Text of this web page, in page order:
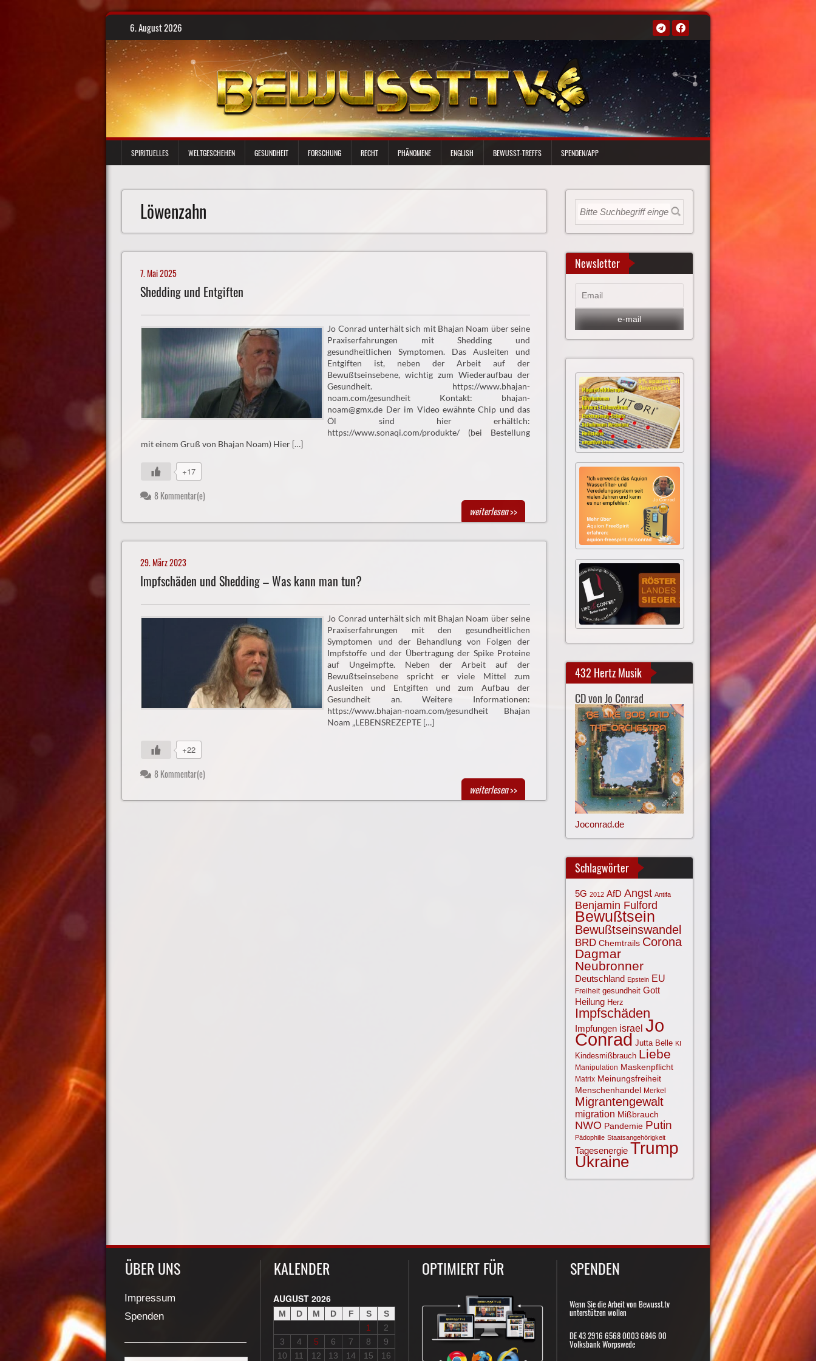
Skip
content
6. August 2026
SPIRITUELLES WELTGESCHEHEN GESUNDHEIT FORSCHUNG RECHT PHÄNOMENE ENGLISH BEWUSST-TREFFS SPENDEN/APP
Löwenzahn
7. Mai 2025
Shedding und Entgiften
Jo Conrad unterhält sich mit Bhajan Noam über seine
Praxiserfahrungen mit Shedding und
gesundheitlichen Symptomen. Das Ausleiten und
Entgiften ist, neben der Arbeit auf der
Bewußtseinsebene, wichtig zum Wiederaufbau der
Gesundheit. https://www.bhajan-
noam.com/gesundheit Kontakt: bhajan-
noam@gmx.de Der im Video ewähnte Chip und das
Öl sind hier erhältlch:
https://www.sonaqi.com/produkte/ (bei Bestellung
mit einem Gruß von Bhajan Noam) Hier […]
+17
8 Kommentar(e)
weiterlesen>>
29. März 2023
Impfschäden und Shedding – Was kann man tun?
Jo Conrad unterhält sich mit Bhajan Noam über seine
Praxiserfahrungen mit den gesundheitlichen
Symptomen und der Behandlung von Folgen der
Impfstoffe und der Übertragung der Spike Proteine
auf Ungeimpfte. Neben der Arbeit auf der
Bewußtseinsebene spricht er viele Mittel zum
Ausleiten und Entgiften und zum Aufbau der
Gesundheit an. Weitere Informationen:
https://www.bhajan-noam.com/gesundheit Bhajan
Noam „LEBENSREZEPTE […]
+22
8 Kommentar(e)
weiterlesen>>
Newsletter
432 Hertz Musik
CD von Jo Conrad
Joconrad.de
Schlagwörter
5G 2012 AfD Angst Antifa
Benjamin Fulford
Bewußtsein
Bewußtseinswandel
BRD Chemtrails Corona
Dagmar
Neubronner
Deutschland Epstein EU
Freiheit gesundheit Gott
Heilung Herz
Impfschäden
Impfungen israel Jo
Conrad Jutta Belle KI
Kindesmißbrauch Liebe
Manipulation Maskenpflicht
Matrix Meinungsfreiheit
Menschenhandel Merkel
Migrantengewalt
migration Mißbrauch
NWO Pandemie Putin
Pädophilie Staatsangehörigkeit
Tagesenergie Trump
Ukraine
ÜBER UNS
Impressum
Spenden
KALENDER
AUGUST 2026
M D M D F S
S
1
2
3
4 5 6 7 8
9
10
11 12 13 14 15 16
OPTIMIERT FÜR SPENDEN
Wenn Sie die Arbeit von Bewusst.tv
unterstützen wollen
DE 43 2916 6568 0003 6846 00
Volksbank Worpswede